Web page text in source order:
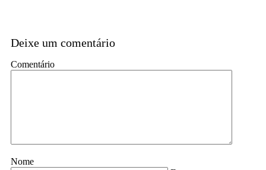
Deixe um comentário
Comentário
Nome